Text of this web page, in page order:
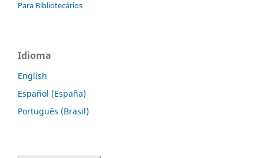
Para Bibliotecários
Idioma
English
Español (España)
Português (Brasil)